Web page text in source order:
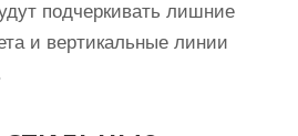
подчеркивать лишние
и вертикальные линии